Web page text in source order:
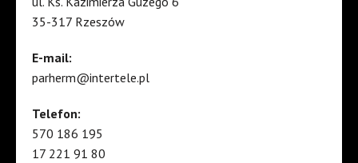
35-317 Rzeszów
E-mail:
parherm@intertele.pl
Telefon:
570 186 195
17 221 91 80